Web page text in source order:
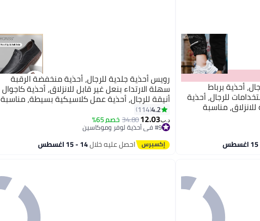
أحذية برباط
للرجال، أحذية
مناسبة
رويس أحذية جلدية للرجال، أحذية منخفضة الرقبة
سهلة الارتداء بنعل غير قابل للانزلاق، أحذية كاجوال
أنيقة للرجال، أحذية عمل كلاسيكية بسيطة، مناسبة
للارتداء اليومي والأعمال وحفلات الزفاف والأنشطة
الخارجية، الأسود
4.2
114
د.ب‏12.03
34.80خصم 65%
#9 في أحذية لوفر وموكاسين
احصل عليه خلال14 - 15 اغسطس